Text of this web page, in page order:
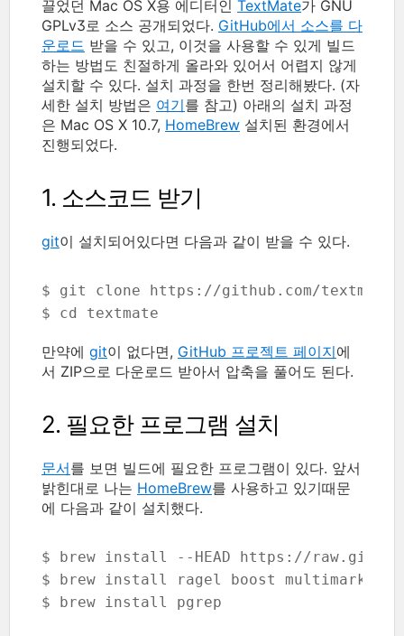
끌었던 Mac OS X용 에디터인 TextMate가 GNU
GPLv3로 소스 공개되었다. GitHub에서 소스를 다
운로드 받을 수 있고, 이것을 사용할 수 있게 빌드
하는 방법도 친절하게 올라와 있어서 어렵지 않게
설치할 수 있다. 설치 과정을 한번 정리해봤다. (자
세한 설치 방법은 여기를 참고) 아래의 설치 과정
은 Mac OS X 10.7, HomeBrew 설치된 환경에서
진행되었다.
1. 소스코드 받기
git이 설치되어있다면 다음과 같이 받을 수 있다.
$ git clone https://github.com/
$ cd textmate
만약에 git이 없다면, GitHub 프로젝트 페이지에
서 ZIP으로 다운로드 받아서 압축을 풀어도 된다.
2. 필요한 프로그램 설치
문서를 보면 빌드에 필요한 프로그램이 있다. 앞서
밝힌대로 나는 HomeBrew를 사용하고 있기때문
에 다음과 같이 설치했다.
$ brew install --HEAD https://
$ brew install ragel boost
$ brew install pgrep